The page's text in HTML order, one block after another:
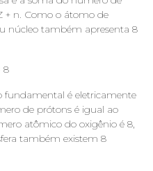
+ n. Como o átomo de
núcleo também apresenta 8
8
é eletricamente
de prótons é igual ao
atômico do oxigênio é 8,
também existem 8